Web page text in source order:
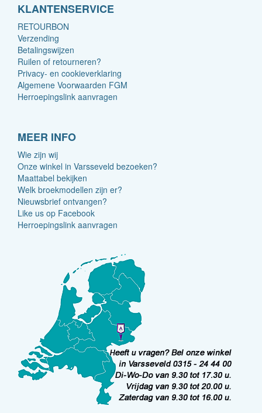
KLANTENSERVICE
RETOURBON
Verzending
Betalingswijzen
Ruilen of retourneren?
Privacy- en cookieverklaring
Algemene Voorwaarden FGM
Herroepingslink aanvragen
MEER INFO
Wie zijn wij
Onze winkel in Varsseveld bezoeken?
Maattabel bekijken
Welk broekmodellen zijn er?
Nieuwsbrief ontvangen?
Like us op Facebook
Herroepingslink aanvragen